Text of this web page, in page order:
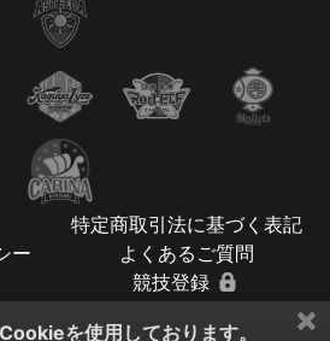
特定商取引法に基づく表記
ー
よくあるご質問
競技登録
×
を使用しております。